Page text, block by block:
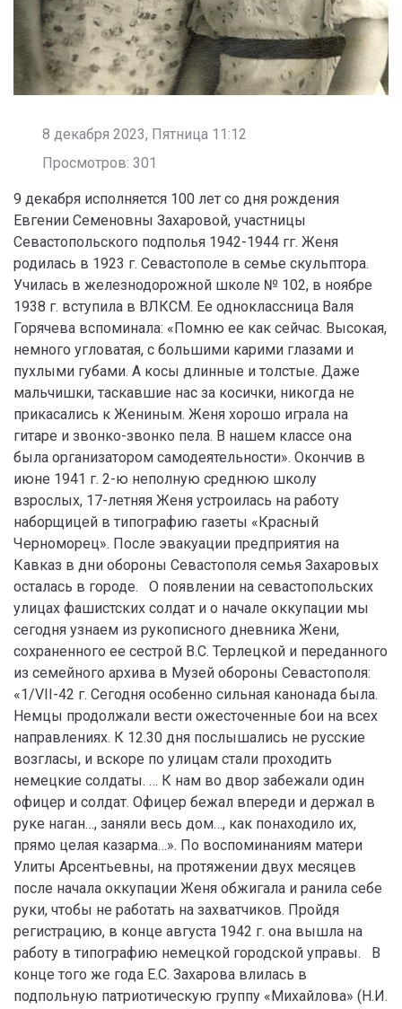
8 декабря 2023, Пятница 11:12
Просмотров: 301
9 декабря исполняется 100 лет со дня рождения
Евгении Семеновны Захаровой, участницы
Севастопольского подполья 1942-1944 гг. Женя
родилась в 1923 г. Севастополе в семье скульптора.
Училась в железнодорожной школе № 102, в ноябре
1938 г. вступила в ВЛКСМ. Ее одноклассница Валя
Горячева вспоминала: «Помню ее как сейчас. Высокая,
немного угловатая, с большими карими глазами и
пухлыми губами. А косы длинные и толстые. Даже
мальчишки, таскавшие нас за косички, никогда не
прикасались к Жениным. Женя хорошо играла на
гитаре и звонко-звонко пела. В нашем классе она
была организатором самодеятельности». Окончив в
июне 1941 г. 2-ю неполную среднюю школу
взрослых, 17-летняя Женя устроилась на работу
наборщицей в типографию газеты «Красный
Черноморец». После эвакуации предприятия на
Кавказ в дни обороны Севастополя семья Захаровых
осталась в городе. О появлении на севастопольских
улицах фашистских солдат и о начале оккупации мы
сегодня узнаем из рукописного дневника Жени,
сохраненного ее сестрой В.С. Терлецкой и переданного
из семейного архива в Музей обороны Севастополя:
«1/VII-42 г. Сегодня особенно сильная канонада была.
Немцы продолжали вести ожесточенные бои на всех
направлениях. К 12.30 дня послышались не русские
возгласы, и вскоре по улицам стали проходить
немецкие солдаты. … К нам во двор забежали один
офицер и солдат. Офицер бежал впереди и держал в
руке наган…, заняли весь дом…, как понаходило их,
прямо целая казарма…». По воспоминаниям матери
Улиты Арсентьевны, на протяжении двух месяцев
после начала оккупации Женя обжигала и ранила себе
руки, чтобы не работать на захватчиков. Пройдя
регистрацию, в конце августа 1942 г. она вышла на
работу в типографию немецкой городской управы. В
конце того же года Е.С. Захарова влилась в
подпольную патриотическую группу «Михайлова» (Н.И.